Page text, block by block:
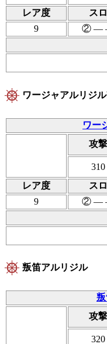
レア度
スロ
9
② ―
ワージャアルリジ
ワー
攻撃
310
レア度
スロ
9
② ―
叛笛アルリジル
攻撃
320